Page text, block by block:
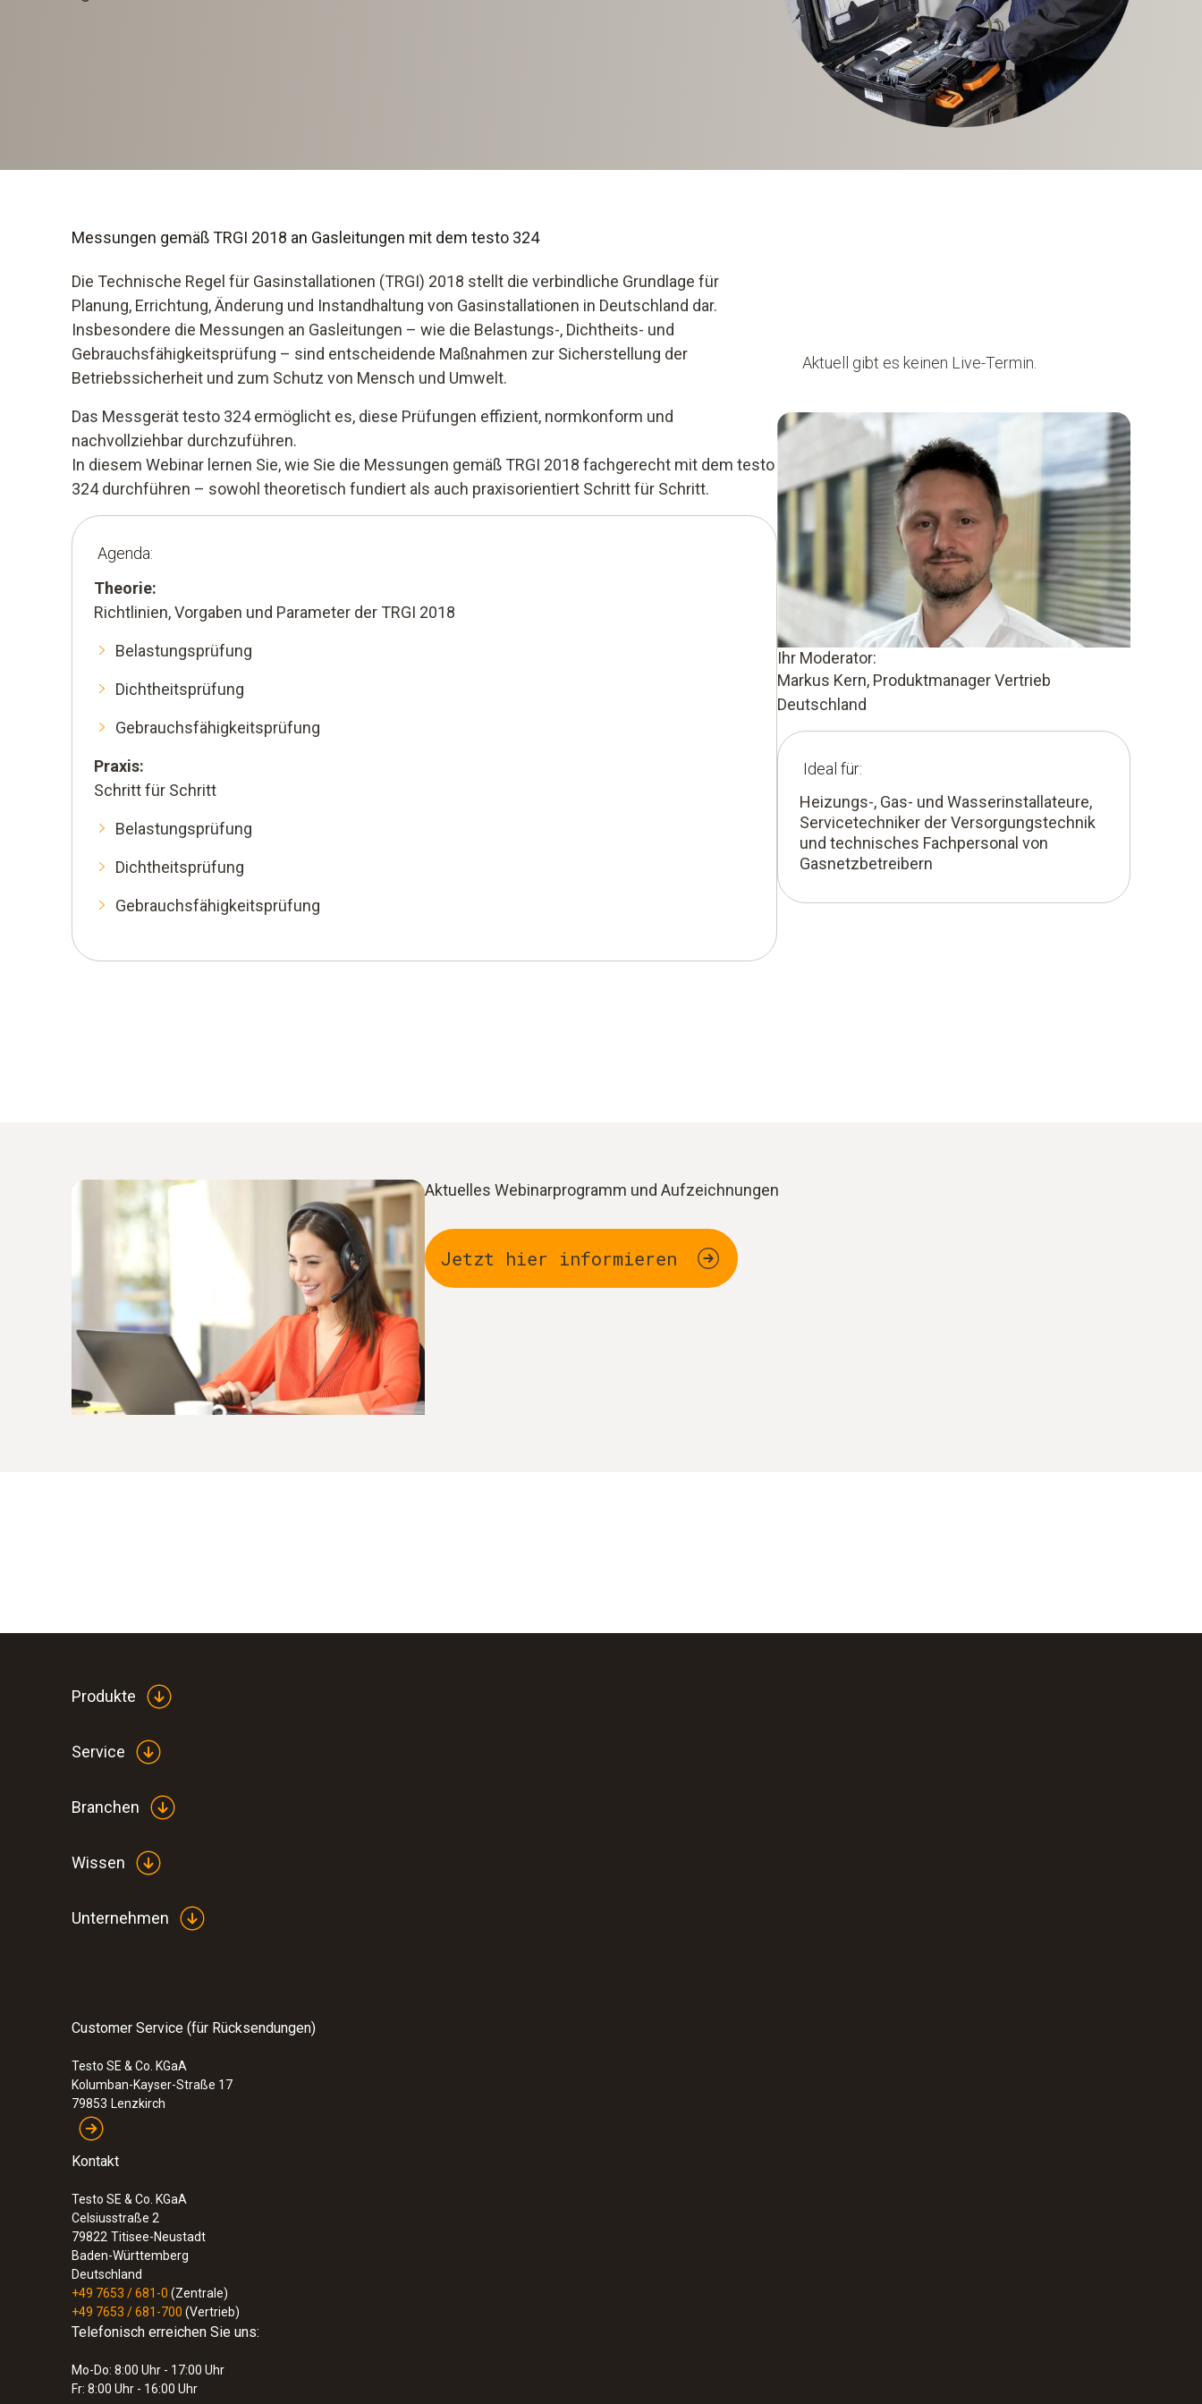
Messungen gemäß TRGI 2018 an Gasleitungen mit dem testo 324
Die Technische Regel für Gasinstallationen (TRGI) 2018 stellt die verbindliche Grundlage für
Planung, Errichtung, Änderung und Instandhaltung von Gasinstallationen in Deutschland dar.
Insbesondere die Messungen an Gasleitungen – wie die Belastungs-, Dichtheits- und
Gebrauchsfähigkeitsprüfung – sind entscheidende Maßnahmen zur Sicherstellung der
Betriebssicherheit und zum Schutz von Mensch und Umwelt.
Das Messgerät testo 324 ermöglicht es, diese Prüfungen effizient, normkonform und
nachvollziehbar durchzuführen.
In diesem Webinar lernen Sie, wie Sie die Messungen gemäß TRGI 2018 fachgerecht mit dem testo
324 durchführen – sowohl theoretisch fundiert als auch praxisorientiert Schritt für Schritt.
Agenda:
Theorie:
Richtlinien, Vorgaben und Parameter der TRGI 2018
Belastungsprüfung
Dichtheitsprüfung
Gebrauchsfähigkeitsprüfung
Praxis:
Schritt für Schritt
Belastungsprüfung
Dichtheitsprüfung
Gebrauchsfähigkeitsprüfung
Aktuell gibt es keinen Live-Termin.
Ihr Moderator:
Markus Kern, Produktmanager Vertrieb
Deutschland
Ideal für:
Heizungs-, Gas- und Wasserinstallateure,
Servicetechniker der Versorgungstechnik
und technisches Fachpersonal von
Gasnetzbetreibern
Aktuelles Webinarprogramm und Aufzeichnungen
Jetzt hier informieren
Produkte
Service
Branchen
Wissen
Unternehmen
Customer Service (für Rücksendungen)
Testo SE & Co. KGaA
Kolumban-Kayser-Straße 17
79853 Lenzkirch
Kontakt
Testo SE & Co. KGaA
Celsiusstraße 2
79822 Titisee-Neustadt
Baden-Württemberg
Deutschland
+49 7653 / 681-0 (Zentrale)
+49 7653 / 681-700 (Vertrieb)
Telefonisch erreichen Sie uns:
Mo-Do: 8:00 Uhr - 17:00 Uhr
Fr: 8:00 Uhr - 16:00 Uhr